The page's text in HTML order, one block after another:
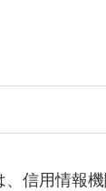
信用情報機